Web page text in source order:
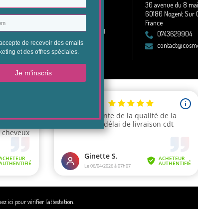
Notre histoire
Mentions légales & CGU
Espace Revendeur
30 avenue du 8
60180 Nogent Sur
France
0743629904
ici pour vérifier l'attestation